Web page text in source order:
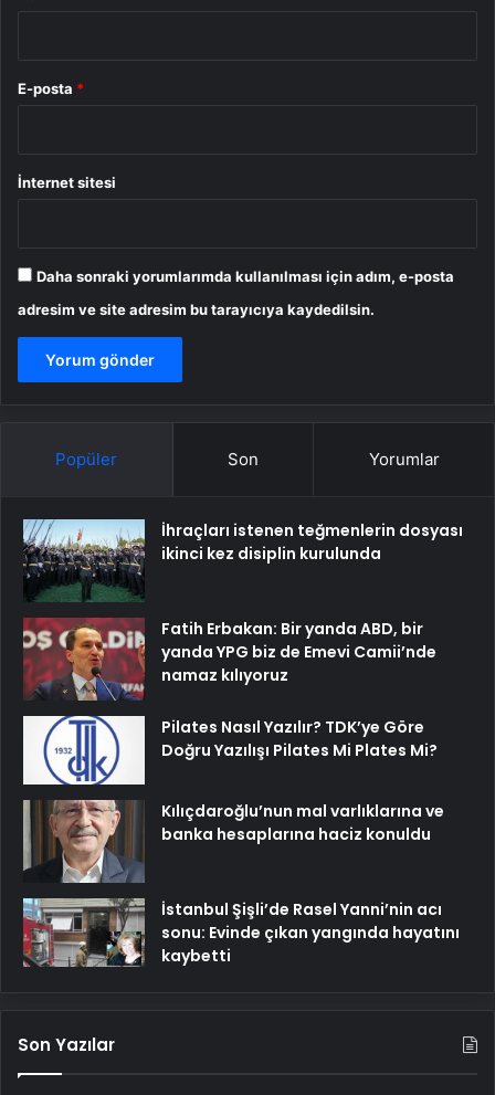
E-posta *
İnternet sitesi
Daha sonraki yorumlarımda kullanılması için adım, e-posta
adresim ve site adresim bu tarayıcıya kaydedilsin.
Popüler Son Yorumlar
İhraçları istenen teğmenlerin dosyası
ikinci kez disiplin kurulunda
Fatih Erbakan: Bir yanda ABD, bir
yanda YPG biz de Emevi Camii’nde
namaz kılıyoruz
Pilates Nasıl Yazılır? TDK’ye Göre
Doğru Yazılışı Pilates Mi Plates Mi?
Kılıçdaroğlu’nun mal varlıklarına ve
banka hesaplarına haciz konuldu
İstanbul Şişli’de Rasel Yanni’nin acı
sonu: Evinde çıkan yangında hayatını
kaybetti
Son Yazılar